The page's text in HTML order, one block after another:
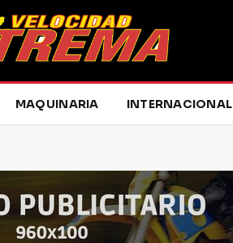
MAQUINARIA INTERNACIONAL